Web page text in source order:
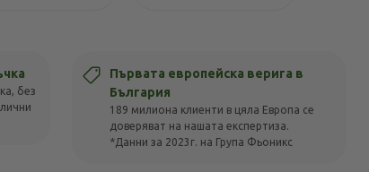
без
Първата европейска верига в
България
189 милиона клиенти в цяла Европа се
доверяват на нашата експертиза.
*Данни за 2023г. на Група Фьоникс